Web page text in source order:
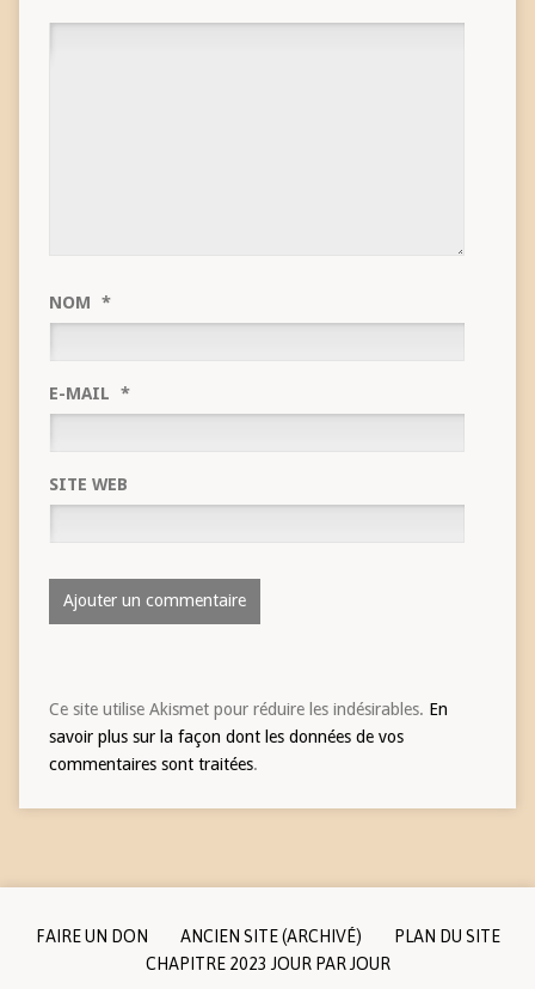
NOM *
E-MAIL *
SITE WEB
Ce site utilise Akismet pour réduire les indésirables. En
savoir plus sur la façon dont les données de vos
commentaires sont traitées.
FAIRE UN DON ANCIEN SITE (ARCHIVÉ)
PLAN DU SITE
CHAPITRE 2023 JOUR PAR JOUR